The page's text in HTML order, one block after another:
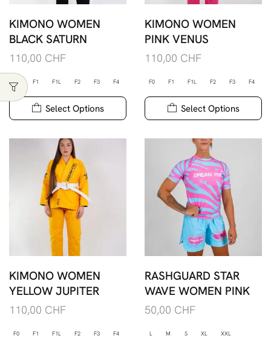
KIMONO WOMEN
BLACK SATURN
110,00 CHF
F0 F1 F1L F2 F3 F4
Select Options
KIMONO WOMEN
PINK VENUS
110,00 CHF
F0 F1 F1L F2 F3 F4
Select Options
KIMONO WOMEN
YELLOW JUPITER
110,00 CHF
F0 F1 F1L F2 F3 F4
RASHGUARD STAR
WAVE WOMEN PINK
50,00 CHF
L M S XL XXL